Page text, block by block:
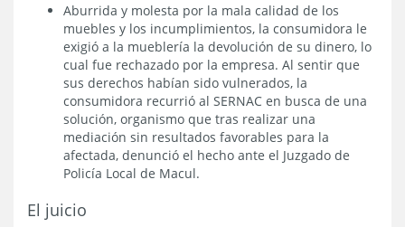
Aburrida y molesta por la mala calidad de los
muebles y los incumplimientos, la consumidora le
exigió a la mueblería la devolución de su dinero, lo
cual fue rechazado por la empresa. Al sentir que
sus derechos habían sido vulnerados, la
consumidora recurrió al SERNAC en busca de una
solución, organismo que tras realizar una
mediación sin resultados favorables para la
afectada, denunció el hecho ante el Juzgado de
Policía Local de Macul.
El juicio